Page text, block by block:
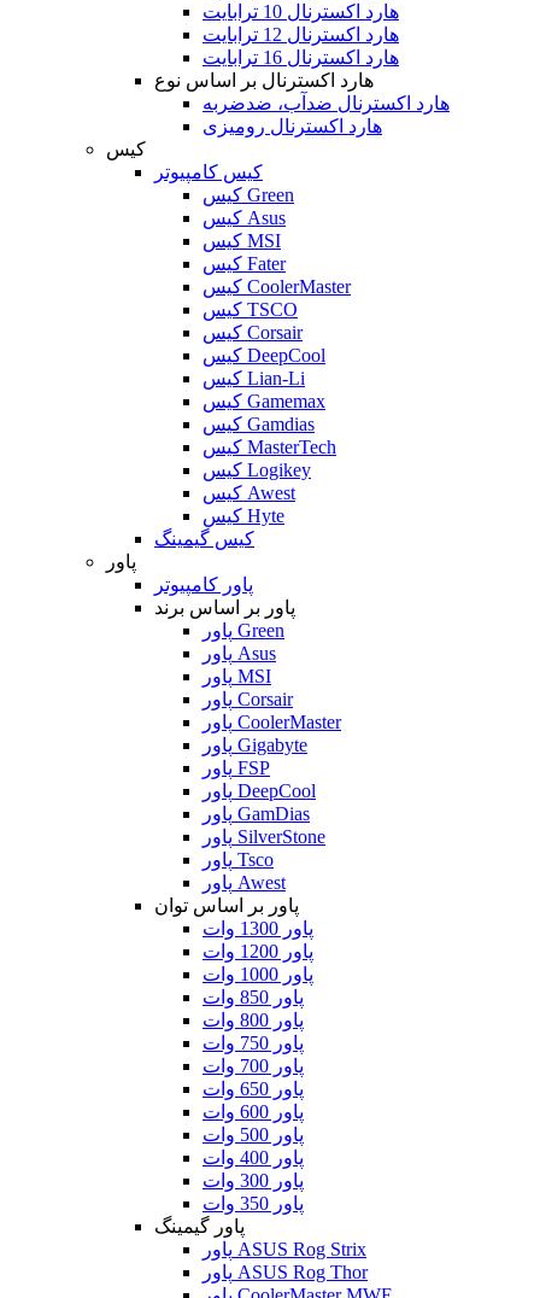
هارد اکسترنال 10 ترابایت
هارد اکسترنال 12 ترابایت
هارد اکسترنال 16 ترابایت
هارد اکسترنال بر اساس نوع
هارد اکسترنال ضدآب، ضدضربه
هارد اکسترنال رومیزی
کیس
کیس کامپیوتر
کیس Green
کیس Asus
کیس MSI
کیس Fater
کیس CoolerMaster
کیس TSCO
کیس Corsair
کیس DeepCool
کیس Lian-Li
کیس Gamemax
کیس Gamdias
کیس MasterTech
کیس Logikey
کیس Awest
کیس Hyte
کیس گیمینگ
پاور
پاور کامپیوتر
پاور بر اساس برند
پاور Green
پاور Asus
پاور MSI
پاور Corsair
پاور CoolerMaster
پاور Gigabyte
پاور FSP
پاور DeepCool
پاور GamDias
پاور SilverStone
پاور Tsco
پاور Awest
پاور بر اساس توان
پاور 1300 وات
پاور 1200 وات
پاور 1000 وات
پاور 850 وات
پاور 800 وات
پاور 750 وات
پاور 700 وات
پاور 650 وات
پاور 600 وات
پاور 500 وات
پاور 400 وات
پاور 300 وات
پاور 350 وات
پاور گیمینگ
پاور ASUS Rog Strix
پاور ASUS Rog Thor